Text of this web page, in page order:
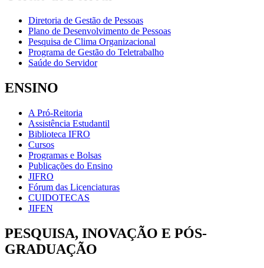
Diretoria de Gestão de Pessoas
Plano de Desenvolvimento de Pessoas
Pesquisa de Clima Organizacional
Programa de Gestão do Teletrabalho
Saúde do Servidor
ENSINO
A Pró-Reitoria
Assistência Estudantil
Biblioteca IFRO
Cursos
Programas e Bolsas
Publicações do Ensino
JIFRO
Fórum das Licenciaturas
CUIDOTECAS
JIFEN
PESQUISA, INOVAÇÃO E PÓS-
GRADUAÇÃO